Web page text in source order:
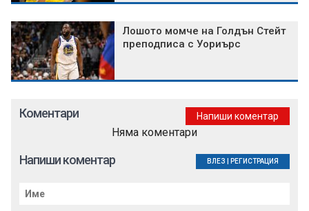
Лошото момче на Голдън Стейт
преподписа с Уориърс
Коментари Напиши коментар
Няма коментари
Напиши коментар ВЛЕЗ РЕГИСТРАЦИЯ